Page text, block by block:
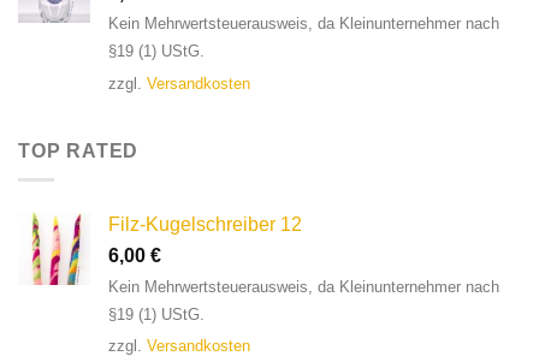
Kein Mehrwertsteuerausweis, da Kleinunternehmer nach
§19 (1) UStG.
zzgl. Versandkosten
TOP RATED
Filz-Kugelschreiber 12
6,00 €
Kein Mehrwertsteuerausweis, da Kleinunternehmer nach
§19 (1) UStG.
zzgl. Versandkosten